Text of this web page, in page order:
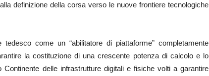
definizione della corsa verso le nuove frontiere tecnologiche
come un “abilitatore di piattaforme” completamente
la costituzione di una crescente potenza di calcolo e lo
delle infrastrutture digitali e fisiche volti a garantire